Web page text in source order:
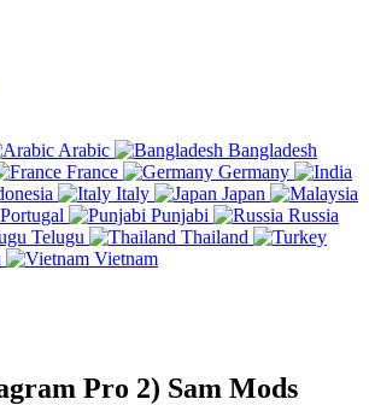
Arabic
Bangladesh
France
Germany
Italy
Japan
Portugal Punjabi
Russia
Telugu
Thailand
Vietnam
Pro 2) Sam Mods